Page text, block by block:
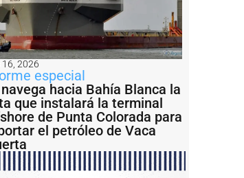
16, 2026
especial
hacia Bahía Blanca la
que instalará la terminal
de Punta Colorada para
el petróleo de Vaca